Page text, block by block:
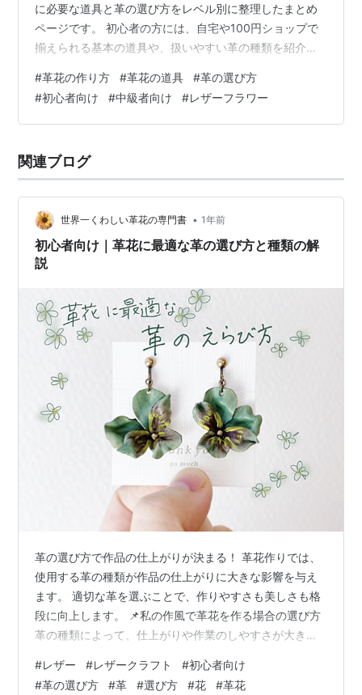
に必要な道具と革の選び方をレベル別に整理したまとめ
ページです。 初心者の方には、自宅や100円ショップで
揃えられる基本の道具や、扱いやすい革の種類を紹介し
を広げるための本格的な道具や、革屋さんでの購入方
法・選び方を解説した記事へのリンクをまとめていま
す。 私自身が革花作りで実際に使用してきた経験をもと
方にも、さらに美しく仕上げたい方にも役立つ道しるべ
になるはずです。 初心者向け｜革花に必要な道具と…
#革花の作り方 #革花の道具 #革の選び方
#初心者向け #中級者向け #レザーフラワー
関連ブログ
世界一くわしい革花の専門書 • 1年前
初心者向け｜革花に最適な革の選び方と種類の解
説
革の選び方で作品の仕上がりが決まる！ 革花作りでは、
使用する革の種類が作品の仕上がりに大きな影響を与え
ます。 適切な革を選ぶことで、作りやすさも美しさも格
段に向上します。 📌私の作風で革花を作る場合の選び方
革の種類によって、仕上がりや作業のしやすさが大きく
び方を紹介します。 他の方法や革を使う選択肢もあるこ
#レザー #レザークラフト #初心者向け
#革の選び方 #革 #選び方 #花 #革花